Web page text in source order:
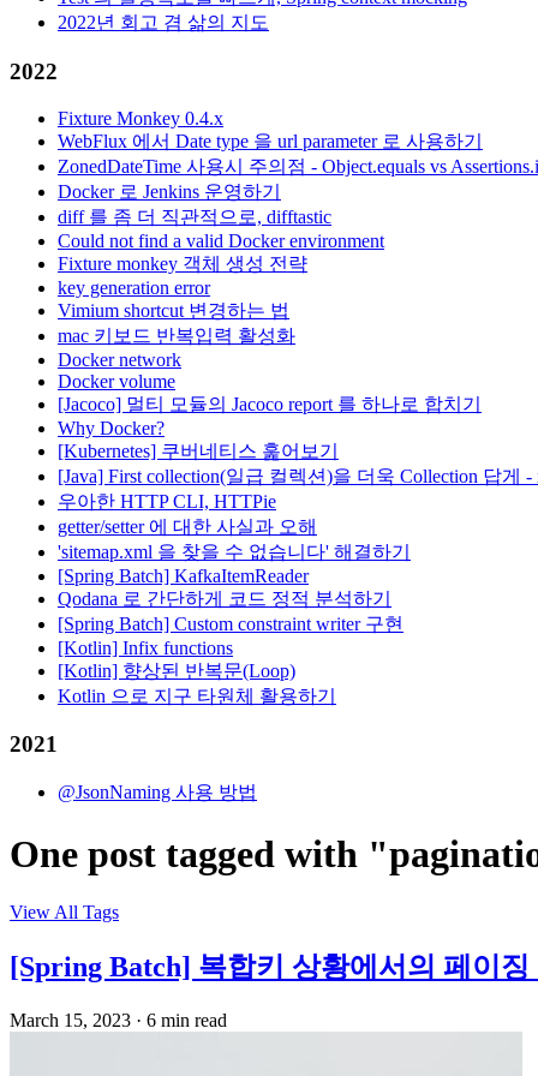
2022년 회고 겸 삶의 지도
2022
Fixture Monkey 0.4.x
WebFlux 에서 Date type 을 url parameter 로 사용하기
ZonedDateTime 사용시 주의점 - Object.equals vs
Docker 로 Jenkins 운영하기
diff 를 좀 더 직관적으로, difftastic
Could not find a valid Docker environment
Fixture monkey 객체 생성 전략
key generation error
Vimium shortcut 변경하는 법
mac 키보드 반복입력 활성화
Docker network
Docker volume
[Jacoco] 멀티 모듈의 Jacoco report 를 하나로 합치기
Why Docker?
[Kubernetes] 쿠버네티스 훑어보기
[Java] First collection(일급 컬렉션)을 더욱 Collection 답게 -
우아한 HTTP CLI, HTTPie
getter/setter 에 대한 사실과 오해
'sitemap.xml 을 찾을 수 없습니다' 해결하기
[Spring Batch] KafkaItemReader
Qodana 로 간단하게 코드 정적 분석하기
[Spring Batch] Custom constraint writer 구현
[Kotlin] Infix functions
[Kotlin] 향상된 반복문(Loop)
Kotlin 으로 지구 타원체 활용하기
2021
@JsonNaming 사용 방법
One post tagged with
View All Tags
[Spring Batch] 복합키 상황에서의 페이징
March 15, 2023 · 6 min read